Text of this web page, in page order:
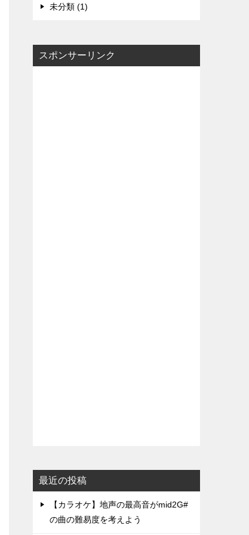
未分類 (1)
スポンサーリンク
最近の投稿
【カラオケ】地声の最高音がmid2G#
の曲の難易度を考えよう